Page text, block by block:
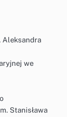
Aleksandra
we
Stanisława